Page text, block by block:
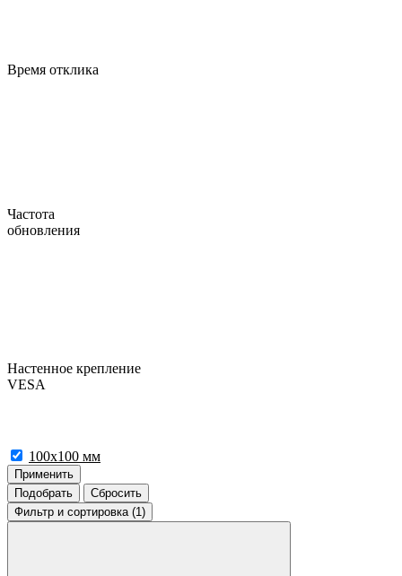
Время отклика
Частота
обновления
Настенное крепление
VESA
100x100 мм
Применить
Подобрать
Сбросить
Фильтр и сортировка (1)